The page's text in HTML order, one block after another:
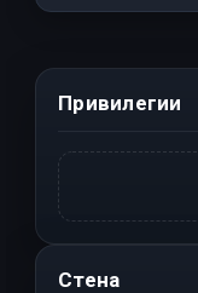
Привилегии
Стена